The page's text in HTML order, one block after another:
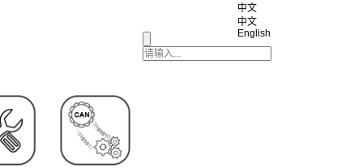
中文
中文
English